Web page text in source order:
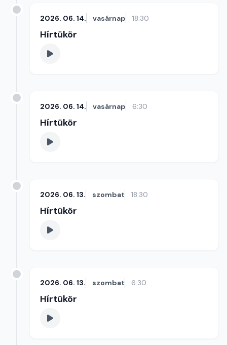
2026. 06. 14. vasárnap 18:30
Hírtükör
2026. 06. 14. vasárnap 6:30
Hírtükör
2026. 06. 13. szombat 18:30
Hírtükör
2026. 06. 13. szombat 6:30
Hírtükör